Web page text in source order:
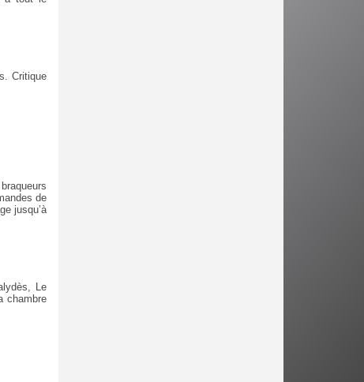
Critique
de
jusqu’à
Le
chambre